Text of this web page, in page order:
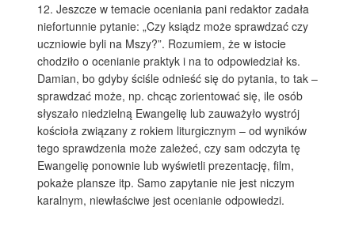
12. Jeszcze w temacie oceniania pani redaktor zadała
niefortunnie pytanie: „Czy ksiądz może sprawdzać czy
uczniowie byli na Mszy?”. Rozumiem, że w istocie
chodziło o ocenianie praktyk i na to odpowiedział ks.
Damian, bo gdyby ściśle odnieść się do pytania, to tak –
sprawdzać może, np. chcąc zorientować się, ile osób
słyszało niedzielną Ewangelię lub zauważyło wystrój
kościoła związany z rokiem liturgicznym – od wyników
tego sprawdzenia może zależeć, czy sam odczyta tę
Ewangelię ponownie lub wyświetli prezentację, film,
pokaże plansze itp. Samo zapytanie nie jest niczym
karalnym, niewłaściwe jest ocenianie odpowiedzi.